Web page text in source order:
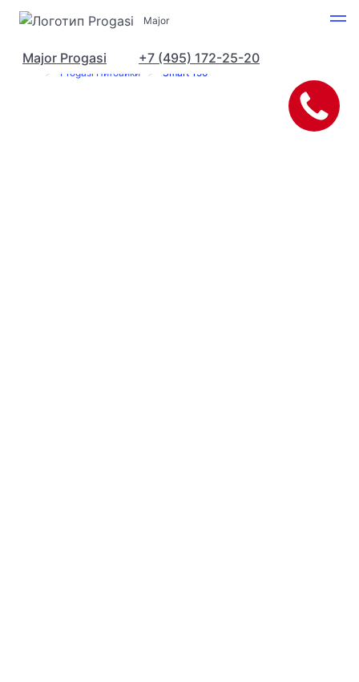
Major
Major Progasi +7 (495) 172-25-20
Progasi в Москве
Модельный ряд
Progasi Питбайки
Smart 150